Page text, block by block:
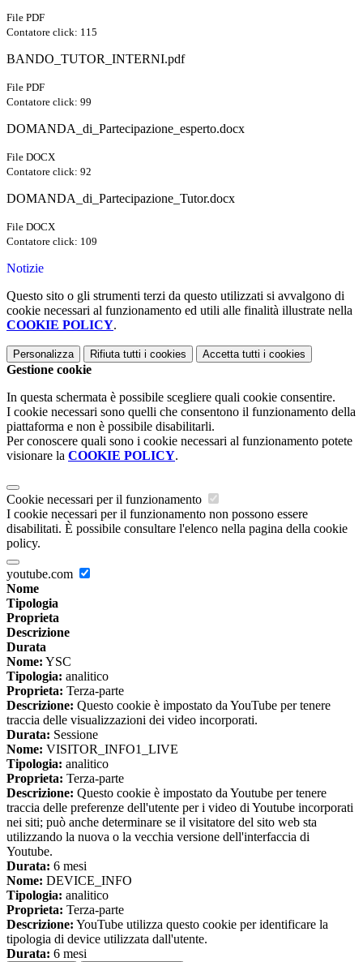
File PDF
Contatore click: 115
BANDO_TUTOR_INTERNI.pdf
File PDF
Contatore click: 99
DOMANDA_di_Partecipazione_esperto.docx
File DOCX
Contatore click: 92
DOMANDA_di_Partecipazione_Tutor.docx
File DOCX
Contatore click: 109
Notizie
Questo sito o gli strumenti terzi da questo utilizzati si avvalgono di
cookie necessari al funzionamento ed utili alle finalità illustrate nella
COOKIE POLICY.
Personalizza Rifiuta tutti i cookies Accetta tutti i cookies
Gestione cookie
In questa schermata è possibile scegliere quali cookie consentire.
I cookie necessari sono quelli che consentono il funzionamento della
piattaforma e non è possibile disabilitarli.
Per conoscere quali sono i cookie necessari al funzionamento potete
visionare la COOKIE POLICY.
Cookie necessari per il funzionamento
I cookie necessari per il funzionamento non possono essere
disabilitati. È possibile consultare l'elenco nella pagina della cookie
policy.
youtube.com
Nome
Tipologia
Proprieta
Descrizione
Durata
Nome: YSC
Tipologia: analitico
Proprieta: Terza-parte
Descrizione: Questo cookie è impostato da YouTube per tenere
traccia delle visualizzazioni dei video incorporati.
Durata: Sessione
Nome: VISITOR_INFO1_LIVE
Tipologia: analitico
Proprieta: Terza-parte
Descrizione: Questo cookie è impostato da Youtube per tenere
traccia delle preferenze dell'utente per i video di Youtube incorporati
nei siti; può anche determinare se il visitatore del sito web sta
utilizzando la nuova o la vecchia versione dell'interfaccia di
Youtube.
Durata: 6 mesi
Nome: DEVICE_INFO
Tipologia: analitico
Proprieta: Terza-parte
Descrizione: YouTube utilizza questo cookie per identificare la
tipologia di device utilizzata dall'utente.
Durata: 6 mesi